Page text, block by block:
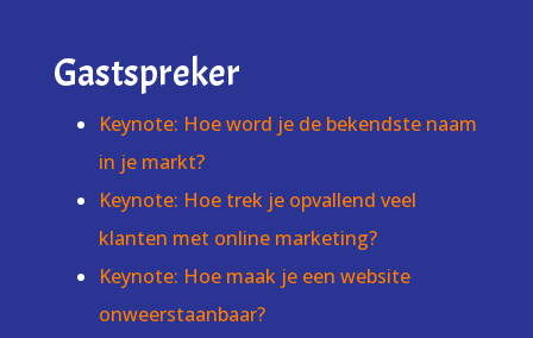
Gastspreker
Keynote: Hoe word je de bekendste naam
in je markt?
Keynote: Hoe trek je opvallend veel
klanten met online marketing?
Keynote: Hoe maak je een website
onweerstaanbaar?